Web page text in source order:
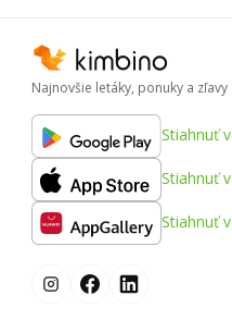
Najnovšie letáky, ponuky a zľavy
Stiahnuť v
Stiahnuť v
Stiahnuť v